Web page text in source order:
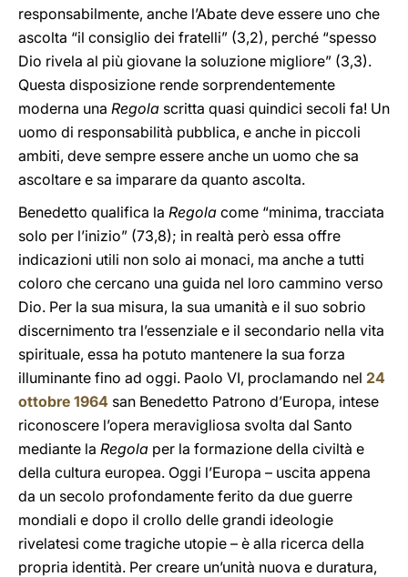
responsabilmente, anche l’Abate deve essere uno che
ascolta “il consiglio dei fratelli” (3,2), perché “spesso
Dio rivela al più giovane la soluzione migliore” (3,3).
Questa disposizione rende sorprendentemente
moderna una Regola scritta quasi quindici secoli fa! Un
uomo di responsabilità pubblica, e anche in piccoli
ambiti, deve sempre essere anche un uomo che sa
ascoltare e sa imparare da quanto ascolta.
Benedetto qualifica la Regola come “minima, tracciata
solo per l’inizio” (73,8); in realtà però essa offre
indicazioni utili non solo ai monaci, ma anche a tutti
coloro che cercano una guida nel loro cammino verso
Dio. Per la sua misura, la sua umanità e il suo sobrio
discernimento tra l’essenziale e il secondario nella vita
spirituale, essa ha potuto mantenere la sua forza
illuminante fino ad oggi. Paolo VI, proclamando nel 24
ottobre 1964 san Benedetto Patrono d’Europa, intese
riconoscere l’opera meravigliosa svolta dal Santo
mediante la Regola per la formazione della civiltà e
della cultura europea. Oggi l’Europa – uscita appena
da un secolo profondamente ferito da due guerre
mondiali e dopo il crollo delle grandi ideologie
rivelatesi come tragiche utopie – è alla ricerca della
propria identità. Per creare un’unità nuova e duratura,